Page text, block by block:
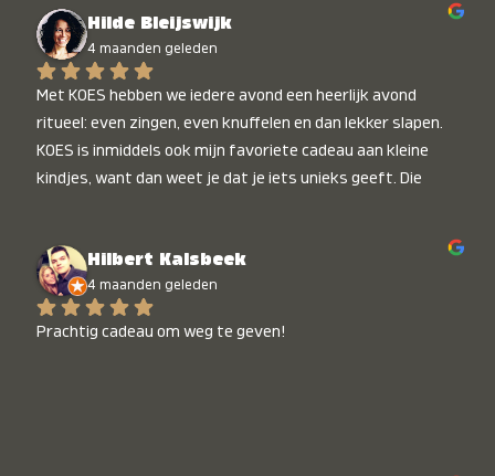
Hilde Bleijswijk
4 maanden geleden
Met KOES hebben we iedere avond een heerlijk avond
ritueel: even zingen, even knuffelen en dan lekker slapen.
KOES is inmiddels ook mijn favoriete cadeau aan kleine
kindjes, want dan weet je dat je iets unieks geeft. Die
Hilbert Kalsbeek
4 maanden geleden
Prachtig cadeau om weg te geven!